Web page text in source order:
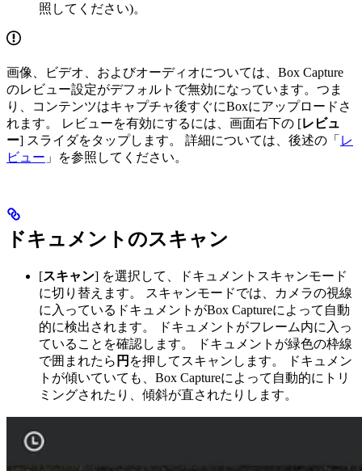
照してください)。
画像、ビデオ、およびオーディオについては、Box Capture
のレビュー設定がデフォルトで無効になっています。つま
り、コンテンツはキャプチャ後すぐにBoxにアップロードさ
れます。 レビューを有効にするには、画面右下の [レビュ
ー] スライダをタップします。 詳細については、後述の「 レ
ビュー 」を参照してください。
ドキュメントのスキャン
[スキャン] を選択して、ドキュメントスキャンモード
に切り替えます。 スキャンモードでは、カメラの視線
に入っているドキュメントがBox Captureによって自動
的に検出されます。 ドキュメントがフレーム内に入っ
ていることを確認します。 ドキュメントが緑色の枠線
で囲まれたら 円 を押してスキャンします。 ドキュメン
トが傾いていても、Box Captureによって自動的にトリ
ミングされたり、傾斜が直されたりします。